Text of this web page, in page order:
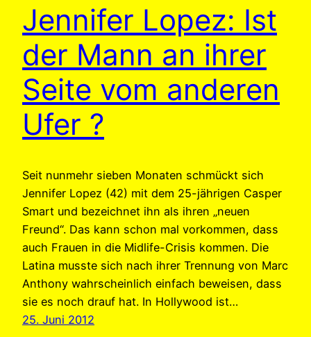
Jennifer Lopez: Ist
der Mann an ihrer
Seite vom anderen
Ufer ?
Seit nunmehr sieben Monaten schmückt sich
Jennifer Lopez (42) mit dem 25-jährigen Casper
Smart und bezeichnet ihn als ihren „neuen
Freund“. Das kann schon mal vorkommen, dass
auch Frauen in die Midlife-Crisis kommen. Die
Latina musste sich nach ihrer Trennung von Marc
Anthony wahrscheinlich einfach beweisen, dass
sie es noch drauf hat. In Hollywood ist…
25. Juni 2012